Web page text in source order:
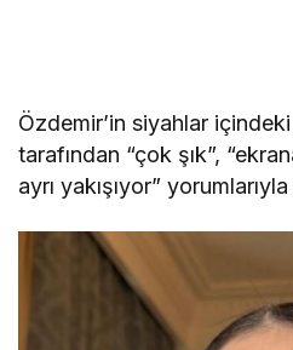
Özdemir’in siyahlar içindeki
tarafından “çok şık”,
ayrı yakışıyor” yorumlarıyla